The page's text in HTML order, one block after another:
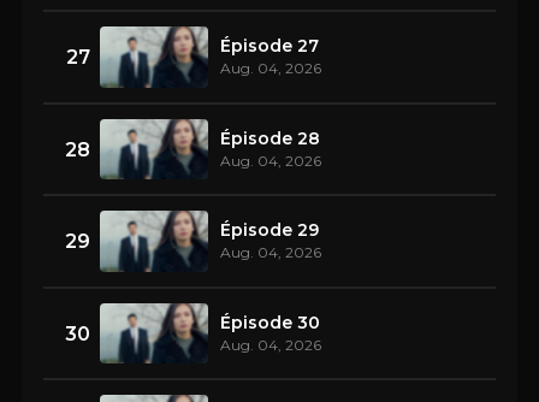
27 Épisode 27
Aug. 04, 2026
28 Épisode 28
Aug. 04, 2026
29 Épisode 29
Aug. 04, 2026
30 Épisode 30
Aug. 04, 2026